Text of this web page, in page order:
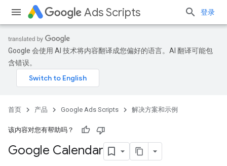
Ads Scripts 登录
Google 会使用 AI 技术将内容翻译成您偏好的语言。AI 翻译可能包
含错误。
首页 产品 Google Ads Scripts 解决方案和示例
该内容对您有帮助吗？
Google Calendar